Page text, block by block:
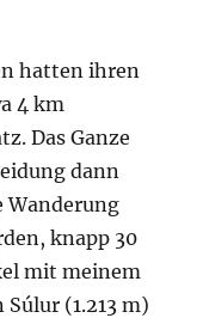
hatten ihren
4 km
Das Ganze
dann
Wanderung
knapp 30
mit meinem
(1.213 m)